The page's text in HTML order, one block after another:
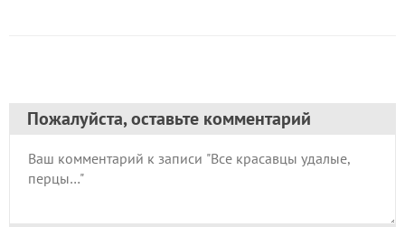
Пожалуйста, оставьте комментарий